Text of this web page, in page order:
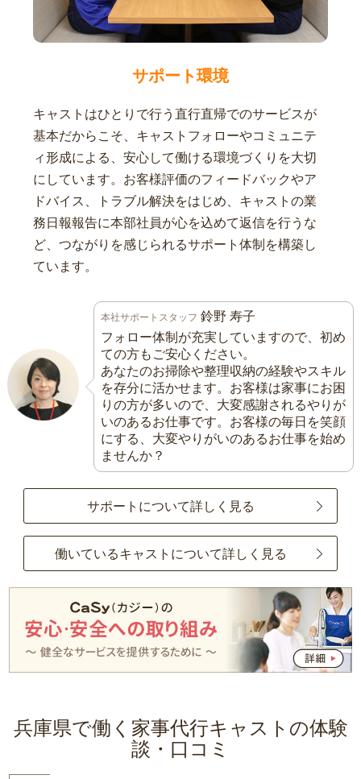
サポート環境
キャストはひとりで行う直行直帰でのサービスが
基本だからこそ、キャストフォローやコミュニテ
ィ形成による、安心して働ける環境づくりを大切
にしています。お客様評価のフィードバックやア
ドバイス、トラブル解決をはじめ、キャストの業
務日報報告に本部社員が心を込めて返信を行うな
ど、つながりを感じられるサポート体制を構築し
ています。
本社サポートスタッフ 鈴野 寿子
フォロー体制が充実していますので、初め
ての方もご安心ください。
あなたのお掃除や整理収納の経験やスキル
を存分に活かせます。お客様は家事にお困
りの方が多いので、大変感謝されるやりが
いのあるお仕事です。お客様の毎日を笑顔
にする、大変やりがいのあるお仕事を始め
ませんか？
サポートについて詳しく見る
働いているキャストについて詳しく見る
兵庫県で働く家事代行キャストの体験
談・口コミ